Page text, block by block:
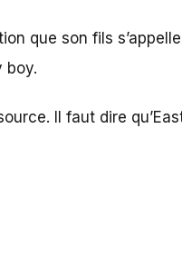
que son fils
boy.
Il faut dire